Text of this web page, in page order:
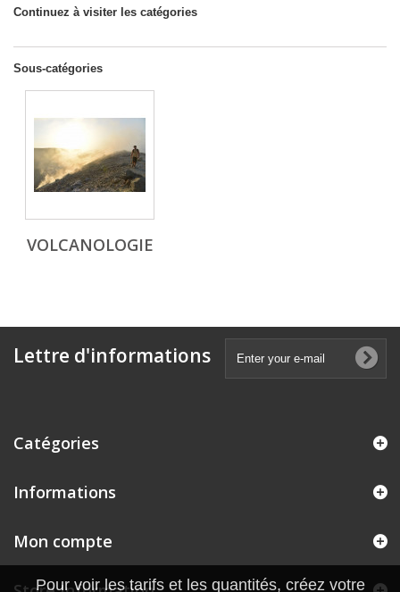
Pour voir les tarifs et les quantités, créez votre
Continuez à visiter les catégories
Sous-catégories
VOLCANOLOGIE
Lettre d'informations
Catégories
Informations
Mon compte